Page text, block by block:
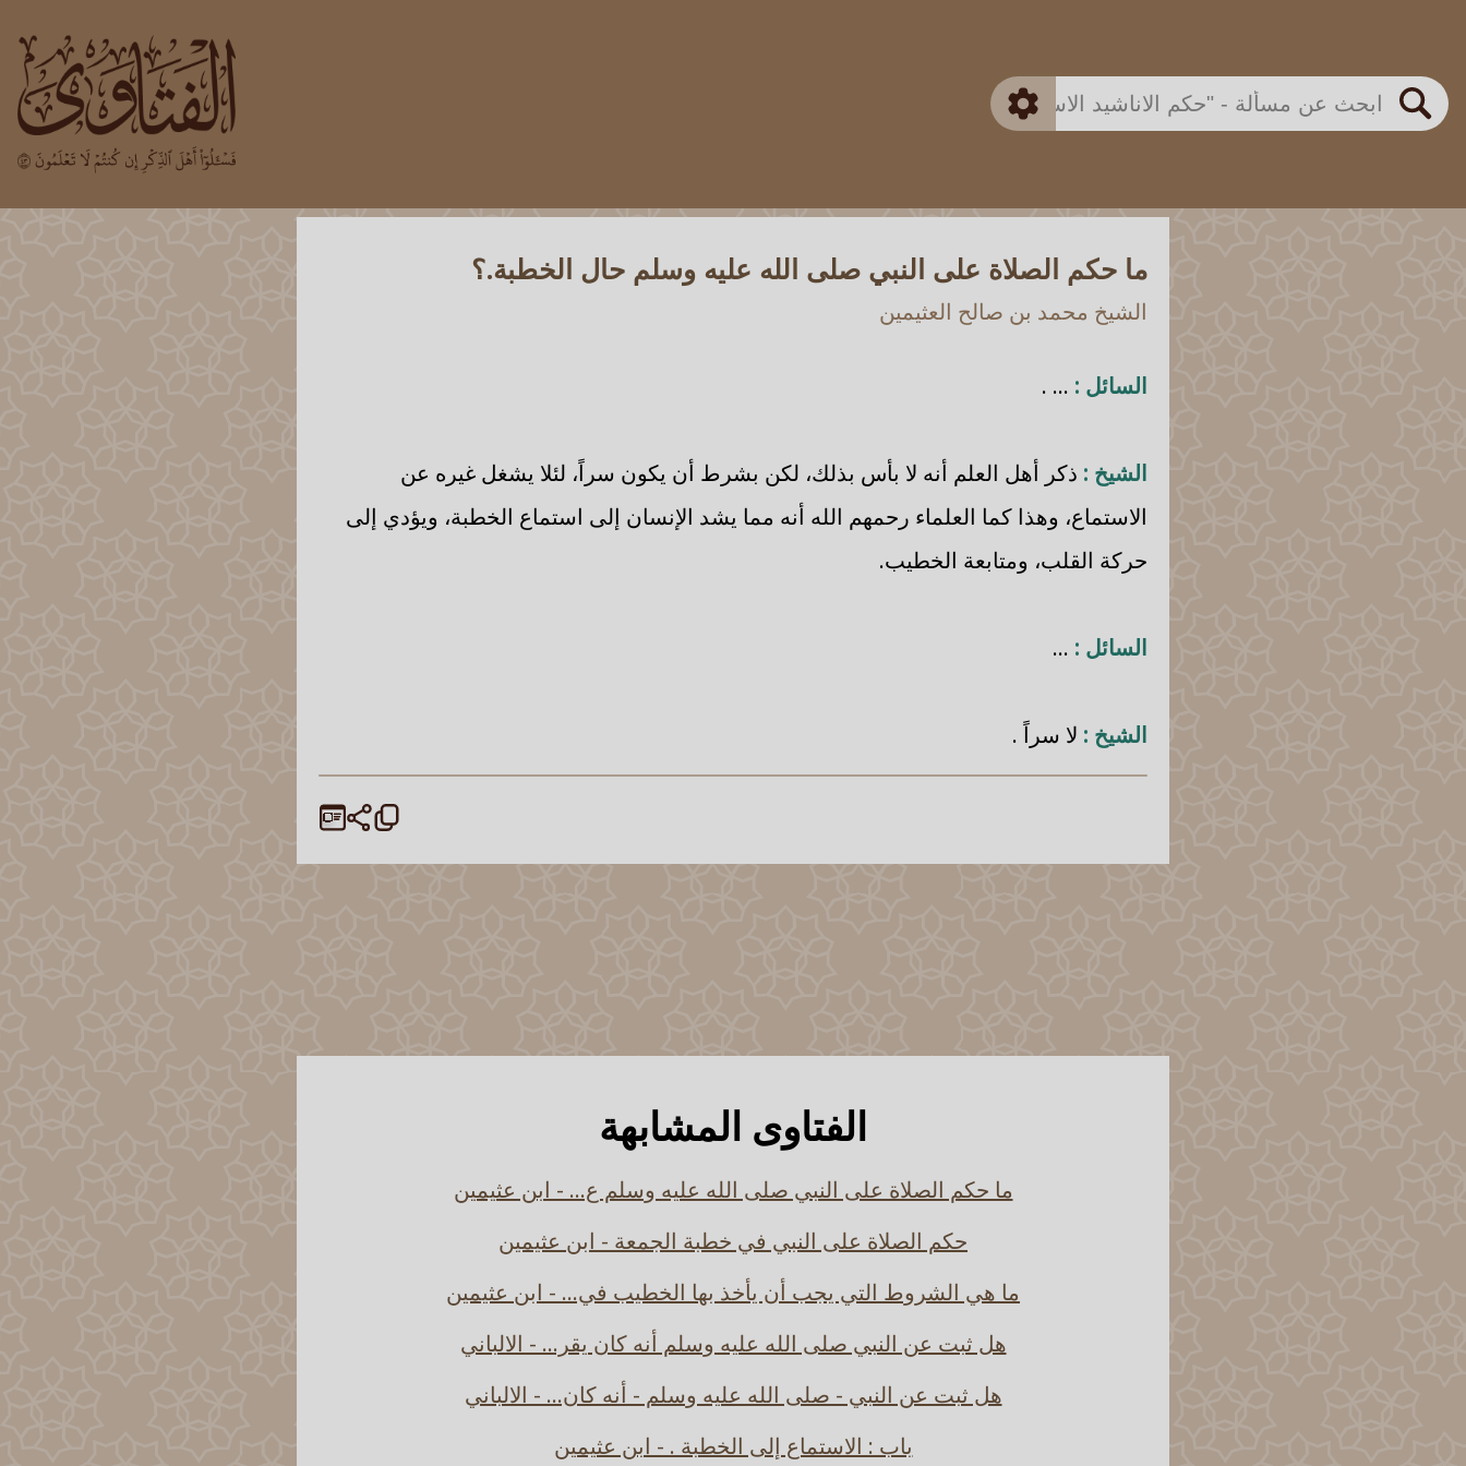
بحث
اللجنة الدائمة
متقدم
ما حكم الصلاة على النبي صلى الله عليه وسلم حال الخطبة.؟
الشيخ محمد بن صالح العثيمين
السائل : ... .
الشيخ : ذكر أهل العلم أنه لا بأس بذلك، لكن بشرط أن يكون سراً، لئلا يشغل غيره عن
الاستماع، وهذا كما العلماء رحمهم الله أنه مما يشد الإنسان إلى استماع الخطبة، ويؤدي إلى
حركة القلب، ومتابعة الخطيب.
السائل : ...
الشيخ : لا سراً .
الفتاوى المشابهة
ما حكم الصلاة على النبي صلى الله عليه وسلم ع... - ابن عثيمين
حكم الصلاة على النبي في خطبة الجمعة - ابن عثيمين
ما هي الشروط التي يجب أن يأخذ بها الخطيب في... - ابن عثيمين
هل ثبت عن النبي صلى الله عليه وسلم أنه كان يقر... - الالباني
هل ثبت عن النبي - صلى الله عليه وسلم - أنه كان... - الالباني
باب : الاستماع إلى الخطبة . - ابن عثيمين